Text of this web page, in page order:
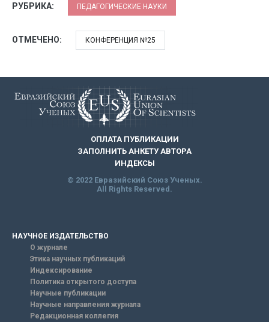
РУБРИКА: ПЕДАГОГИЧЕСКИЕ НАУКИ
ОТМЕЧЕНО: КОНФЕРЕНЦИЯ №25
ОПЛАТА ПУБЛИКАЦИИ
ЗАПОЛНИТЬ АНКЕТУ АВТОРА
ИНДЕКСЫ
© 2022 Евразийский Союз Ученых.
All Rights Reserved.
НАУЧНОЕ ИЗДАТЕЛЬСТВО
О журнале
Этика научных публикаций
Индексирование
Политика открытого доступа
Научные публикации
Научные направления журнала
Редакционная коллегия